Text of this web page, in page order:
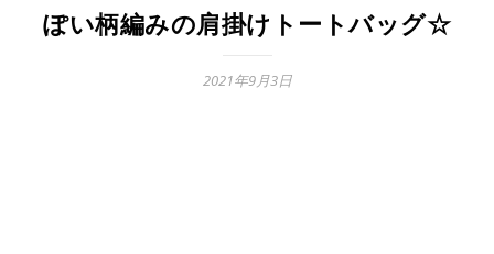
ぽい柄編みの肩掛けトートバッグ☆
2021年9月3日